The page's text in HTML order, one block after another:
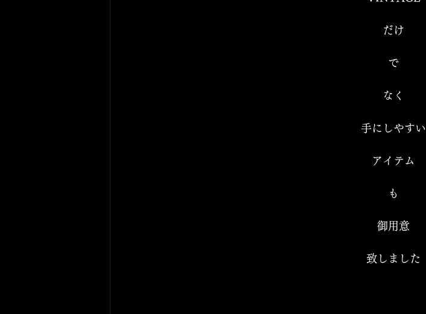
だけ
で
なく
手にしやすい
アイテム
も
御用意
致しました